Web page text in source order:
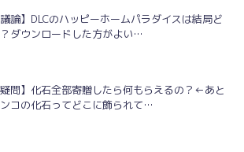
議論】DLCのハッピーホームパラダイスは結局ど
ダウンロードした方がよい…
疑問】化石全部寄贈したら何もらえるの？←あと
コの化石ってどこに飾られて…